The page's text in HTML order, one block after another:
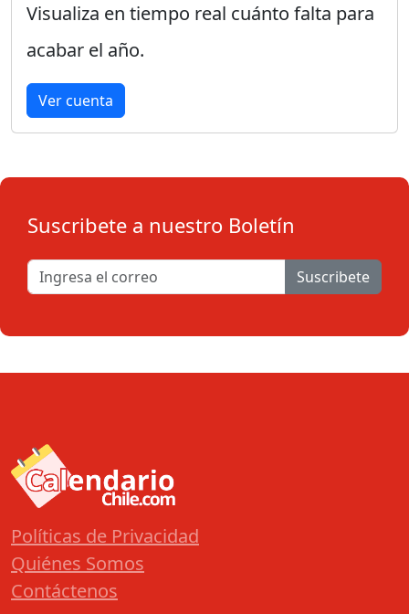
Visualiza en tiempo real cuánto falta para
acabar el año.
Ver cuenta
Suscribete a nuestro Boletín
Suscribete
Políticas de Privacidad
Quiénes Somos
Contáctenos